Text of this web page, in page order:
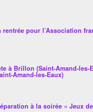
rentrée pour l’Association
à Brillon (Saint-Amand-
Amand-les-Eaux)
à la soirée « Jeux